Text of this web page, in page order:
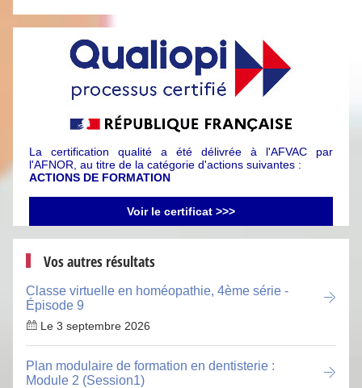
La certification qualité a été délivrée à l'AFVAC par
l'AFNOR, au titre de la catégorie d'actions suivantes :
ACTIONS DE FORMATION
Voir le certificat >>>
Vos autres résultats
Classe virtuelle en homéopathie, 4ème série -
Épisode 9
Le 3 septembre 2026
Plan modulaire de formation en dentisterie :
Module 2 (Session1)